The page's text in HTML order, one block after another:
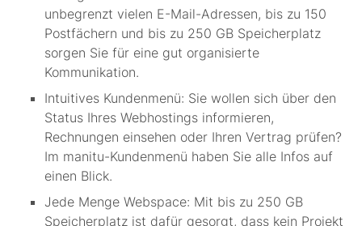
unbegrenzt vielen E-Mail-Adressen, bis zu 150
Postfächern und bis zu 250 GB Speicherplatz
sorgen Sie für eine gut organisierte
Kommunikation.
Intuitives Kundenmenü: Sie wollen sich über den
Status Ihres Webhostings informieren,
Rechnungen einsehen oder Ihren Vertrag prüfen?
Im manitu-Kundenmenü haben Sie alle Infos auf
einen Blick.
Jede Menge Webspace: Mit bis zu 250 GB
Speicherplatz ist dafür gesorgt, dass kein Projekt